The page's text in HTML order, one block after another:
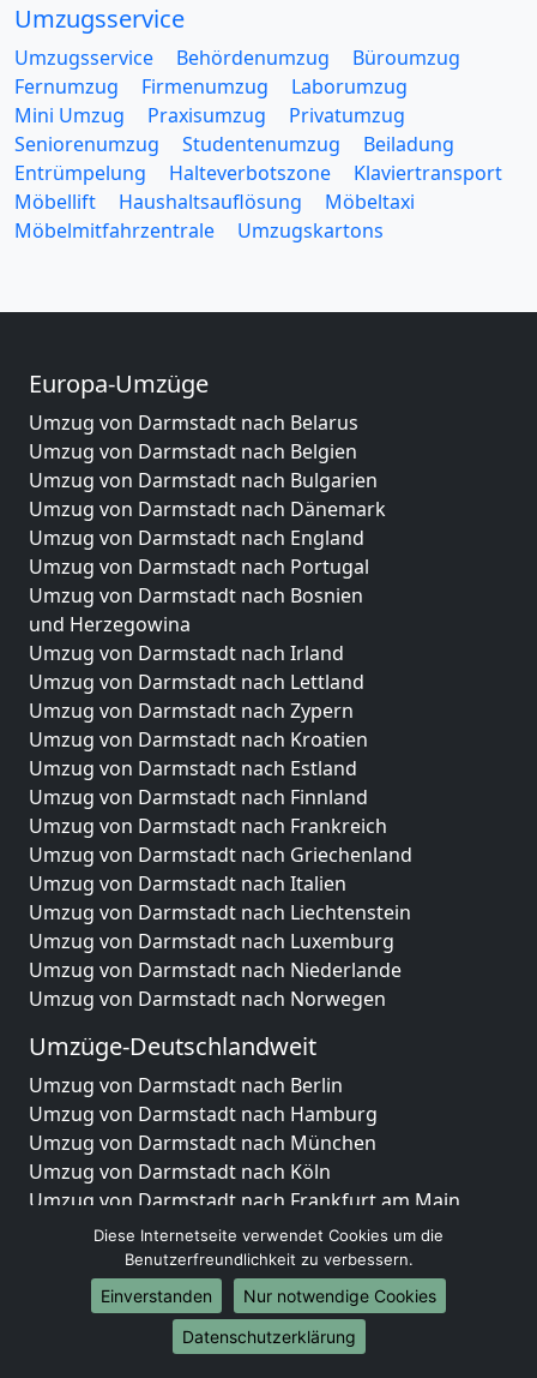
Umzugsservice
Umzugsservice Behördenumzug
Büroumzug
Fernumzug
Firmenumzug
Laborumzug
Mini Umzug
Praxisumzug
Privatumzug
Seniorenumzug
Studentenumzug
Beiladung
Entrümpelung
Halteverbotszone
Klaviertransport
Möbellift
Haushaltsauflösung
Möbeltaxi
Möbelmitfahrzentrale
Umzugskartons
Europa-Umzüge
Umzug von Darmstadt nach Belarus
Umzug von Darmstadt nach Belgien
Umzug von Darmstadt nach Bulgarien
Umzug von Darmstadt nach Dänemark
Umzug von Darmstadt nach England
Umzug von Darmstadt nach Portugal
Umzug von Darmstadt nach Bosnien
und Herzegowina
Umzug von Darmstadt nach Irland
Umzug von Darmstadt nach Lettland
Umzug von Darmstadt nach Zypern
Umzug von Darmstadt nach Kroatien
Umzug von Darmstadt nach Estland
Umzug von Darmstadt nach Finnland
Umzug von Darmstadt nach Frankreich
Umzug von Darmstadt nach Griechenland
Umzug von Darmstadt nach Italien
Umzug von Darmstadt nach Liechtenstein
Umzug von Darmstadt nach Luxemburg
Umzug von Darmstadt nach Niederlande
Umzug von Darmstadt nach Norwegen
Umzüge-Deutschlandweit
Umzug von Darmstadt nach Berlin
Umzug von Darmstadt nach Hamburg
Umzug von Darmstadt nach München
Umzug von Darmstadt nach Köln
Umzug von Darmstadt nach Frankfurt am Main
Umzug von Darmstadt nach Stuttgart
Umzug von Darmstadt nach Düsseldorf
Umzug von Darmstadt nach Leipzig
Umzug von Darmstadt nach Dortmund
Umzug von Darmstadt nach Essen
Diese Internetseite verwendet Cookies um die
Benutzerfreundlichkeit zu verbessern.
Einverstanden
Nur notwendige Cookies
Datenschutzerklärung